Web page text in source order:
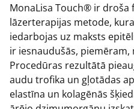
MonaLisa Touch® ir droša
lāzerterapijas metode,
iedarbojas uz maksts
ir iesnaudušās, piemēram,
Procedūras rezultātā
audu trofika un gļotādas
elastīna un kolagēnās